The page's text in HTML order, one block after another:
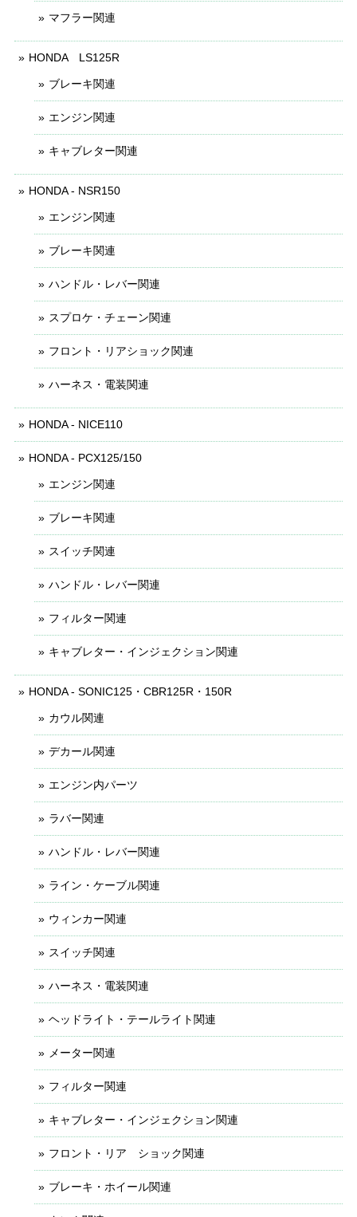
マフラー関連
HONDA LS125R
ブレーキ関連
エンジン関連
キャブレター関連
HONDA - NSR150
エンジン関連
ブレーキ関連
ハンドル・レバー関連
スプロケ・チェーン関連
フロント・リアショック関連
ハーネス・電装関連
HONDA - NICE110
HONDA - PCX125/150
エンジン関連
ブレーキ関連
スイッチ関連
ハンドル・レバー関連
フィルター関連
キャブレター・インジェクション関連
HONDA - SONIC125・CBR125R・150R
カウル関連
デカール関連
エンジン内パーツ
ラバー関連
ハンドル・レバー関連
ライン・ケーブル関連
ウィンカー関連
スイッチ関連
ハーネス・電装関連
ヘッドライト・テールライト関連
メーター関連
フィルター関連
キャブレター・インジェクション関連
フロント・リア ショック関連
ブレーキ・ホイール関連